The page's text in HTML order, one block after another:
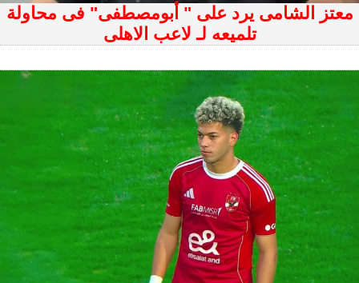
معتز الشامى يرد على " أبومصطفى" فى محاولة
تلميعه لـ لاعب الاهلى